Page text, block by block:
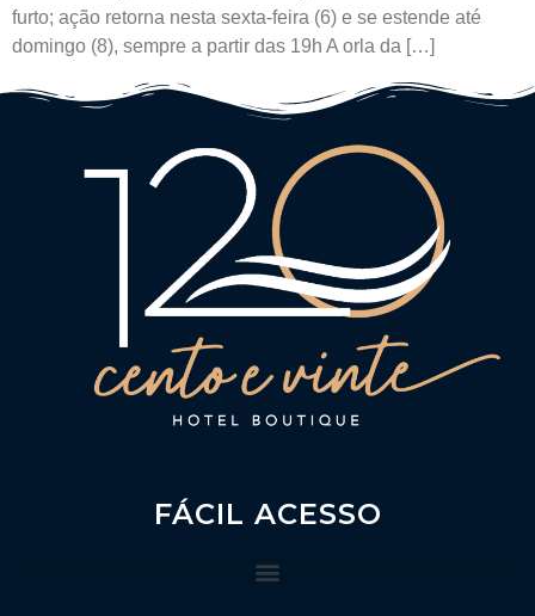
furto; ação retorna nesta sexta-feira (6) e se estende até
domingo (8), sempre a partir das 19h A orla da […]
FÁCIL ACESSO